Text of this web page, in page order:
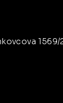
1569/